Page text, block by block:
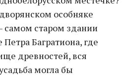
особняке
самом старом здании
Багратиона, где
древностей, вся
могла бы